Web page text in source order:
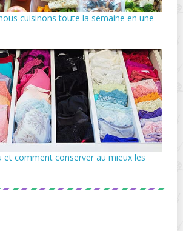
cuisinons toute la semaine en une
et comment conserver au mieux les